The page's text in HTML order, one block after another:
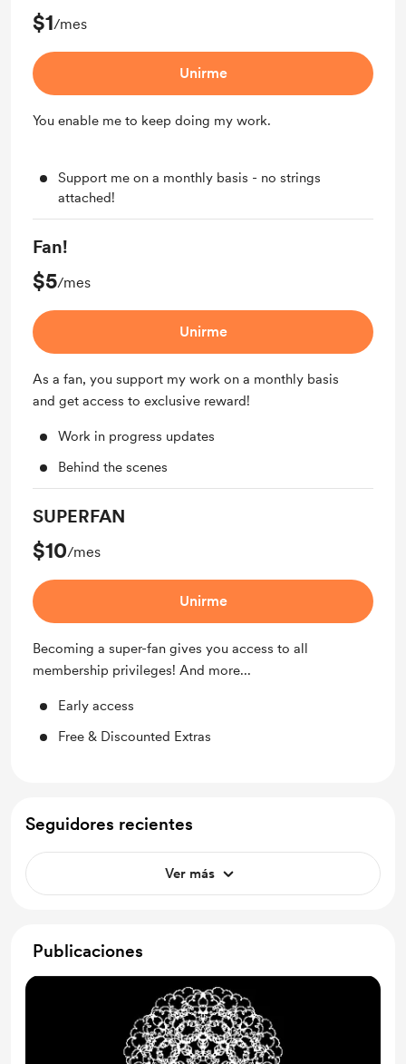
$1/mes
Unirme
You enable me to keep doing my work.
Support me on a monthly basis - no strings
attached!
Fan!
$5/mes
Unirme
As a fan, you support my work on a monthly basis
and get access to exclusive reward!
Work in progress updates
Behind the scenes
SUPERFAN
$10/mes
Unirme
Becoming a super-fan gives you access to all
membership privileges! And more...
Early access
Free & Discounted Extras
Seguidores recientes
Ver más
Publicaciones